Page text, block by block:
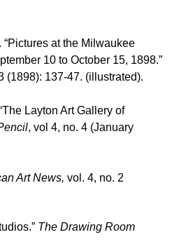
at the Milwaukee
10 to October 15, 1898.”
(1898): 137-47. (illustrated).
Layton Art Gallery of
, vol 4, no. 4 (January
Art News, vol. 4, no. 2
The Drawing Room